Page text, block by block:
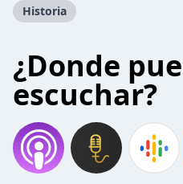
Historia
¿Donde
escuchar?